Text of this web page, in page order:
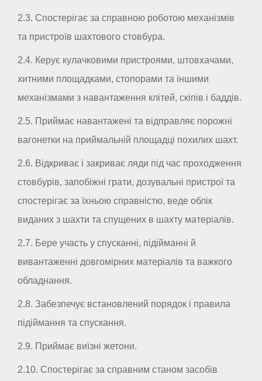
2.3. Спостерігає за справною роботою механізмів
та пристроїв шахтового стовбура.
2.4. Керує кулачковими пристроями, штовхачами,
хитними площадками, стопорами та іншими
механізмами з навантаження клітей, скіпів і баддів.
2.5. Приймає навантажені та відправляє порожні
вагонетки на приймальній площадці похилих шахт.
2.6. Відкриває і закриває ляди під час проходження
стовбурів, запобіжні грати, дозувальні пристрої та
спостерігає за їхньою справністю, веде облік
виданих з шахти та спущених в шахту матеріалів.
2.7. Бере участь у спусканні, підійманні й
вивантаженні довгомірних матеріалів та важкого
обладнання.
2.8. Забезпечує встановлений порядок і правила
підіймання та спускання.
2.9. Приймає виїзні жетони.
2.10. Спостерігає за справним станом засобів